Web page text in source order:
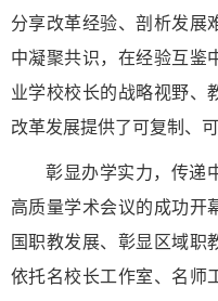
分享改革经验、剖析发展
中凝聚共识，在经验互鉴
业学校校长的战略视野、
改革发展提供了可复制、
彰显办学实力，传递
高质量学术会议的成功开
国职教发展、彰显区域职
依托名校长工作室、名师